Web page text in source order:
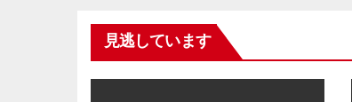
見逃しています